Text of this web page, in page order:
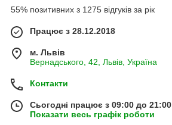
55% позитивних з 1275 відгуків за рік
Працює з 28.12.2018
м. Львів
Вернадського, 42, Львів, Україна
Контакти
Сьогодні працює з 09:00 до 21:00
Показати весь графік роботи